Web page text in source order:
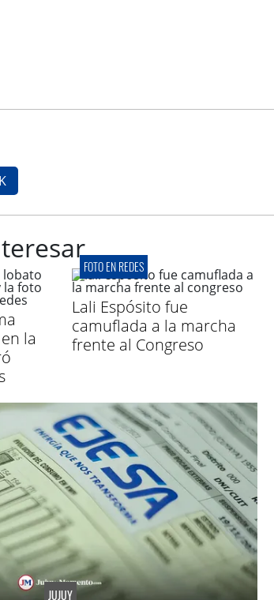
la
FOTO EN REDES
Lali Espósito fue
camuflada a la marcha
frente al Congreso
JUJUY